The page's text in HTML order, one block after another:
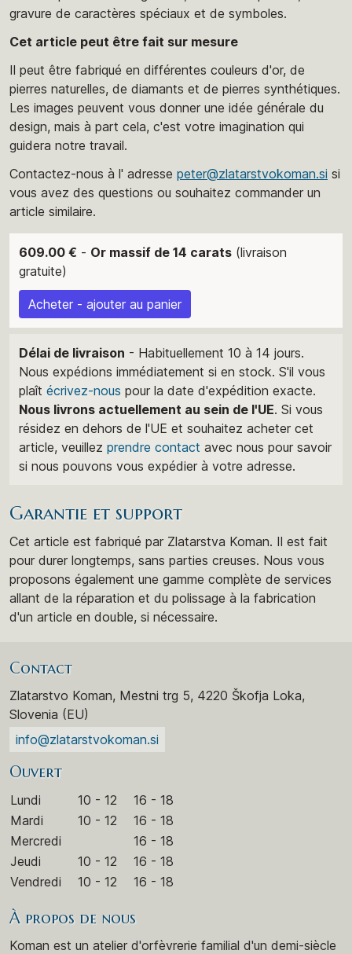
gravure de caractères spéciaux et de symboles.
Cet article peut être fait sur mesure
Il peut être fabriqué en différentes couleurs d'or, de
pierres naturelles, de diamants et de pierres synthétiques.
Les images peuvent vous donner une idée générale du
design, mais à part cela, c'est votre imagination qui
guidera notre travail.
Contactez-nous à l' adresse peter@zlatarstvokoman.si si
vous avez des questions ou souhaitez commander un
article similaire.
609.00 € - Or massif de 14 carats (livraison
gratuite)
Acheter - ajouter au panier
Délai de livraison - Habituellement 10 à 14 jours.
Nous expédions immédiatement si en stock. S'il vous
plaît écrivez-nous pour la date d'expédition exacte.
Nous livrons actuellement au sein de l'UE. Si vous
résidez en dehors de l'UE et souhaitez acheter cet
article, veuillez prendre contact avec nous pour savoir
si nous pouvons vous expédier à votre adresse.
Garantie et support
Cet article est fabriqué par Zlatarstva Koman. Il est fait
pour durer longtemps, sans parties creuses. Nous vous
proposons également une gamme complète de services
allant de la réparation et du polissage à la fabrication
d'un article en double, si nécessaire.
Contact
Zlatarstvo Koman, Mestni trg 5, 4220 Škofja Loka,
Slovenia (EU)
info@zlatarstvokoman.si
Ouvert
Lundi 10 - 12
16 - 18
Mardi
10 - 12
16 - 18
Mercredi
16 - 18
Jeudi
10 - 12
16 - 18
Vendredi
10 - 12 16 - 18
À propos de nous
Koman est un atelier d'orfèvrerie familial d'un demi-siècle